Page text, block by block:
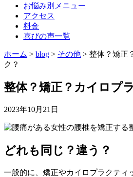
お悩み別メニュー
アクセス
料金
喜びの声一覧
ホーム > blog > その他 > 整体？矯正
ク？
整体？矯正？カイロプ
2023年10月21日
どれも同じ？違う？
一般的に、矯正やカイロプラクティ